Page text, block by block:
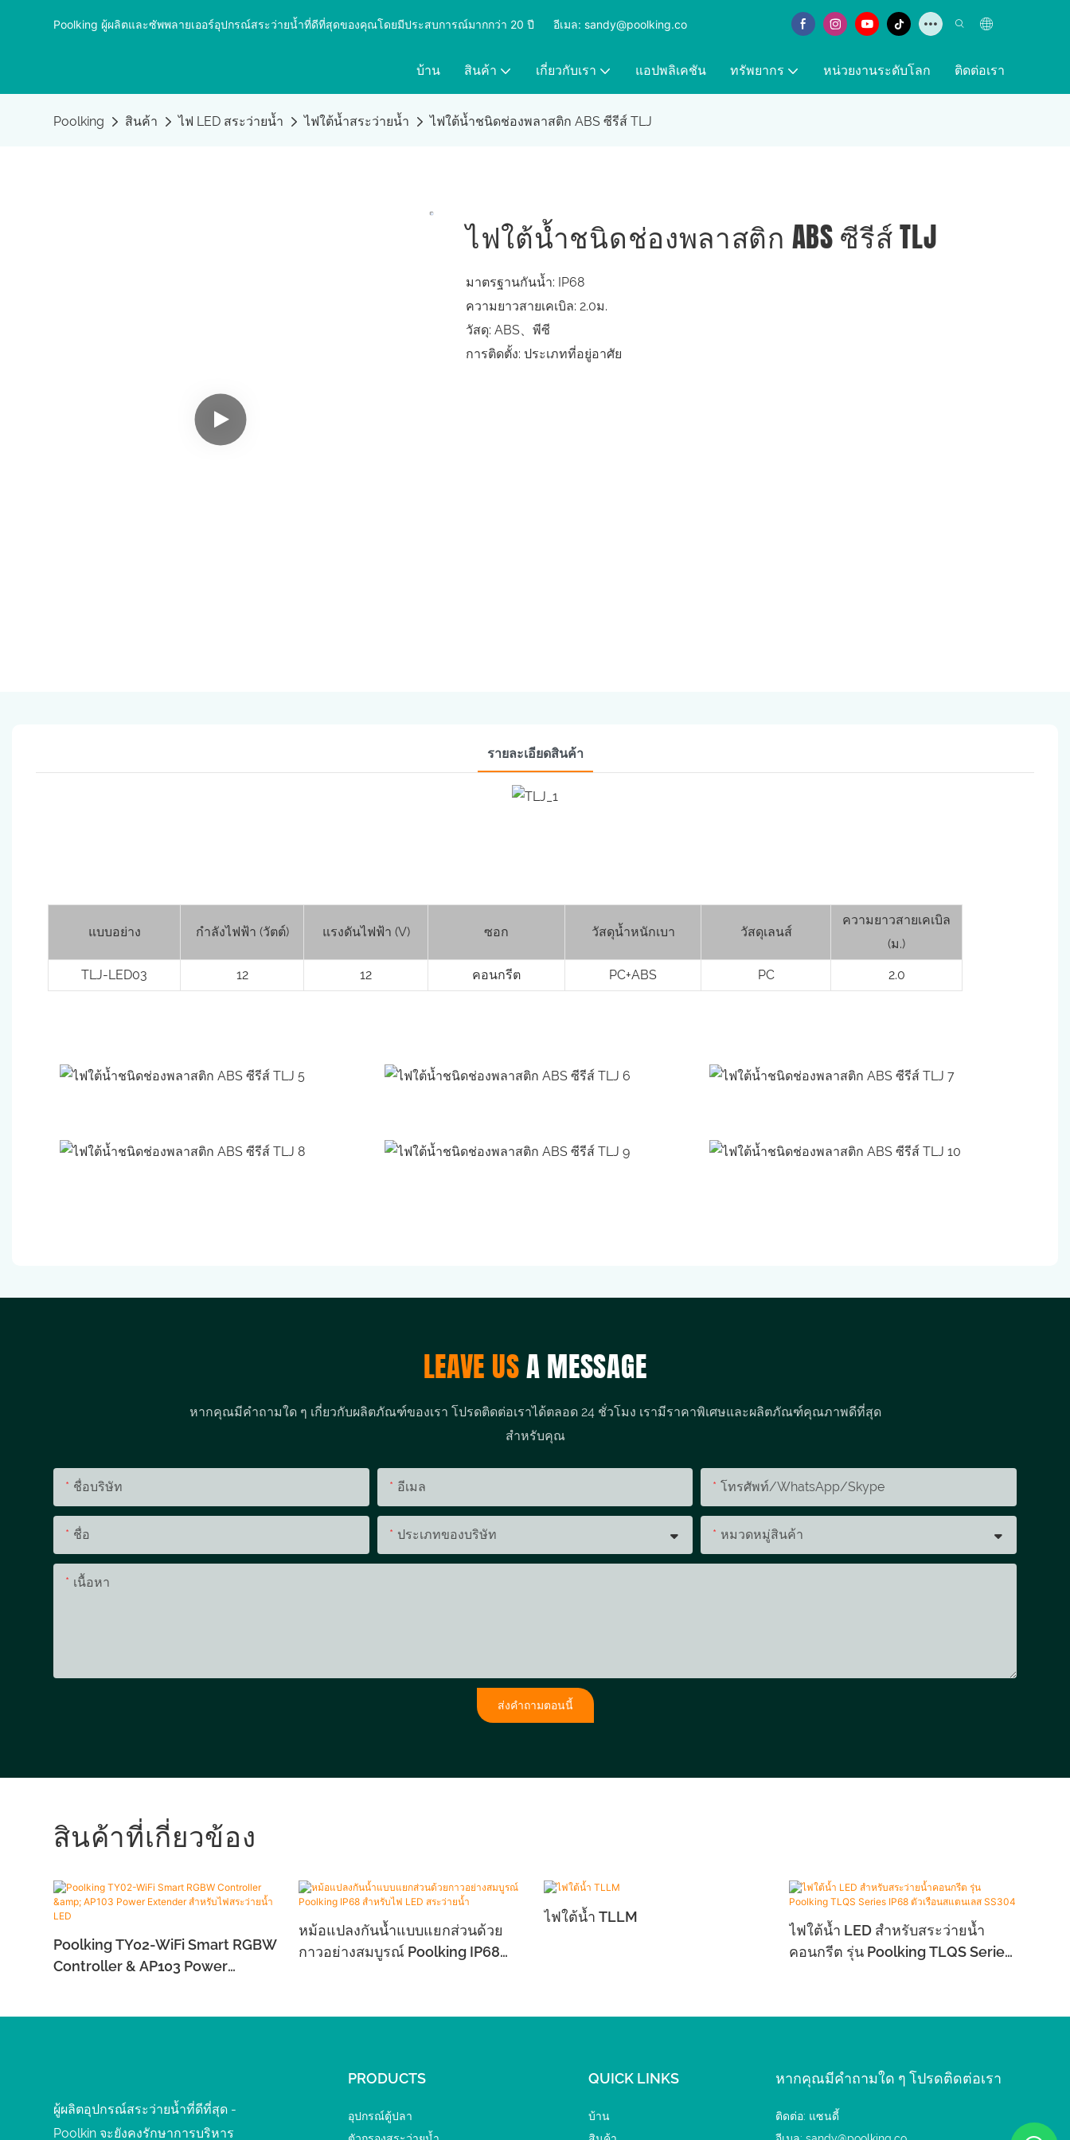
Poolking ผู้ผลิตและซัพพลายเออร์อุปกรณ์สระว่ายน้ำที่ดีที่สุดของคุณโดยมีประสบการณ์มากกว่า 20 ปี อีเมล: sandy@poolking.co
บ้าน สินค้า เกี่ยวกับเรา แอปพลิเคชัน ทรัพยากร หน่วยงานระดับโลก ติดต่อเรา
Poolking สินค้า ไฟ LED สระว่ายน้ำ ไฟใต้น้ำสระว่ายน้ำ ไฟใต้น้ำชนิดช่องพลาสติก ABS ซีรีส์ TLJ
ไฟใต้น้ำชนิดช่องพลาสติก ABS ซีรีส์ TLJ
มาตรฐานกันน้ำ: IP68
ความยาวสายเคเบิล: 2.0ม.
วัสดุ: ABS、พีซี
การติดตั้ง: ประเภทที่อยู่อาศัย
รายละเอียดสินค้า
แบบอย่าง กำลังไฟฟ้า (วัตต์) แรงดันไฟฟ้า (V) ซอก วัสดุน้ำหนักเบา วัสดุเลนส์
ความยาวสายเคเบิล
(ม.)
TLJ-LED03 12 12 คอนกรีต PC+ABS PC 2.0
LEAVE USA MESSAGE
หากคุณมีคำถามใด ๆ เกี่ยวกับผลิตภัณฑ์ของเรา โปรดติดต่อเราได้ตลอด 24 ชั่วโมง เรามีราคาพิเศษและผลิตภัณฑ์คุณภาพดีที่สุด
สำหรับคุณ
ชื่อบริษัท อีเมล โทรศัพท์/WhatsApp/Skype
ชื่อ ประเภทของบริษัท หมวดหมู่สินค้า
เนื้อหา
ส่งคำถามตอนนี้
สินค้าที่เกี่ยวข้อง
Poolking TY02-WiFi Smart RGBW
Controller & AP103 Power
หม้อแปลงกันน้ำแบบแยกส่วนด้วย
กาวอย่างสมบูรณ์ Poolking IP68
ไฟใต้น้ำ TLLM
ไฟใต้น้ำ LED สำหรับสระว่ายน้ำ
คอนกรีต รุ่น Poolking TLQS Series
ผู้ผลิตอุปกรณ์สระว่ายน้ำที่ดีที่สุด -
Poolkin จะยังคงรักษาการบริหาร
PRODUCTS
อุปกรณ์ตู้ปลา
QUICK LINKS
บ้าน
หากคุณมีคำถามใด ๆ โปรดติดต่อเรา
ติดต่อ: แซนดี้